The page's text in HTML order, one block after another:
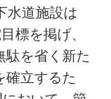
水道施設は
標を掲げ、
駄を省く新た
確立するた